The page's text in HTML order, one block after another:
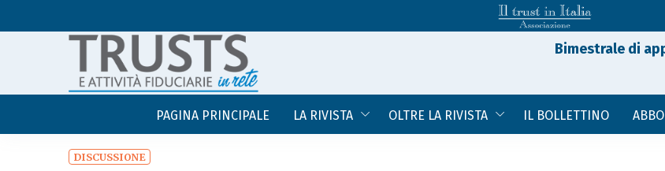
Bimestrale di
PAGINA PRINCIPALE LA RIVISTA OLTRE LA RIVISTA IL BOLLETTINO
DISCUSSIONE